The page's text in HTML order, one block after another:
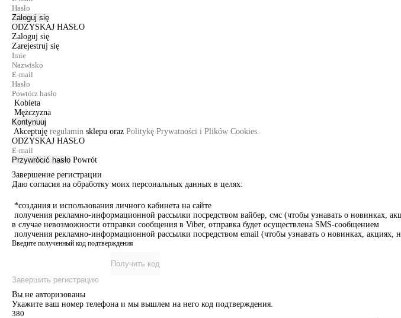
Zaloguj się
ODZYSKAJ HASŁO
Zaloguj się
Zarejestruj się
Kobieta
Mężczyzna
Kontynuuj
Akceptuję regulamin sklepu oraz Politykę Prywatności i Plików Cookies.
ODZYSKAJ HASŁO
Przywrócić hasło Powrót
Завершение регистрации
Даю согласия на обработку моих персональных данных в целях:
*создания и использования личного кабинета на сайте
получения рекламно-информационной рассылки посредством вайбер, смс (чтобы узнавать о новинках,
в случае невозможности отправки сообщения в Viber, отправка будет осуществлена SMS-сообщением
получения рекламно-информационной рассылки посредством email (чтобы узнавать о новинках, акциях,
Введите полученный код подтверждения
Получить код
Завершить регистрацию
Вы не авторизованы
Укажите ваш номер телефона и мы вышлем на него код подтверждения.